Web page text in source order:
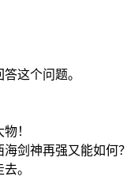
这个问题。
！
剑神再强又能如何？
。